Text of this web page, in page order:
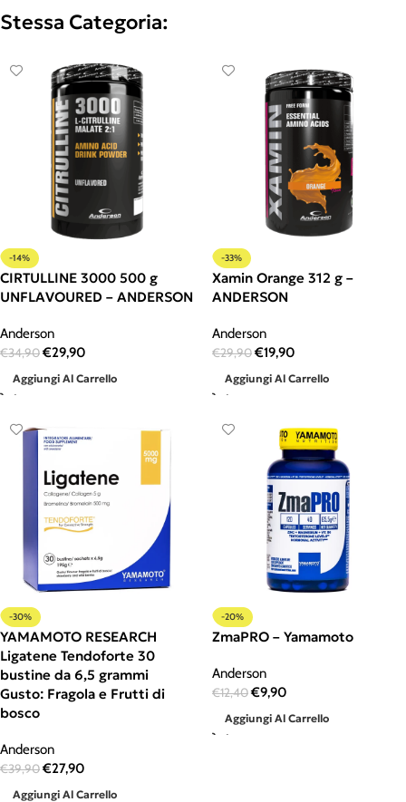
Stessa Categoria:
-14%
CIRTULLINE 3000 500 g
UNFLAVOURED – ANDERSON
Anderson
€34,90€29,90
Aggiungi Al Carrello
-33%
Xamin Orange 312 g –
ANDERSON
Anderson
€29,90€19,90
Aggiungi Al Carrello
-30%
YAMAMOTO RESEARCH
Ligatene Tendoforte 30
bustine da 6,5 grammi
Gusto: Fragola e Frutti di
bosco
Anderson
€39,90€27,90
Aggiungi Al Carrello
-20%
ZmaPRO – Yamamoto
Anderson
€12,40€9,90
Aggiungi Al Carrello